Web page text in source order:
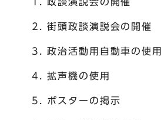
政談演説会の開催
街頭政談演説会の開催
政治活動用自動車の使用
拡声機の使用
ポスターの掲示